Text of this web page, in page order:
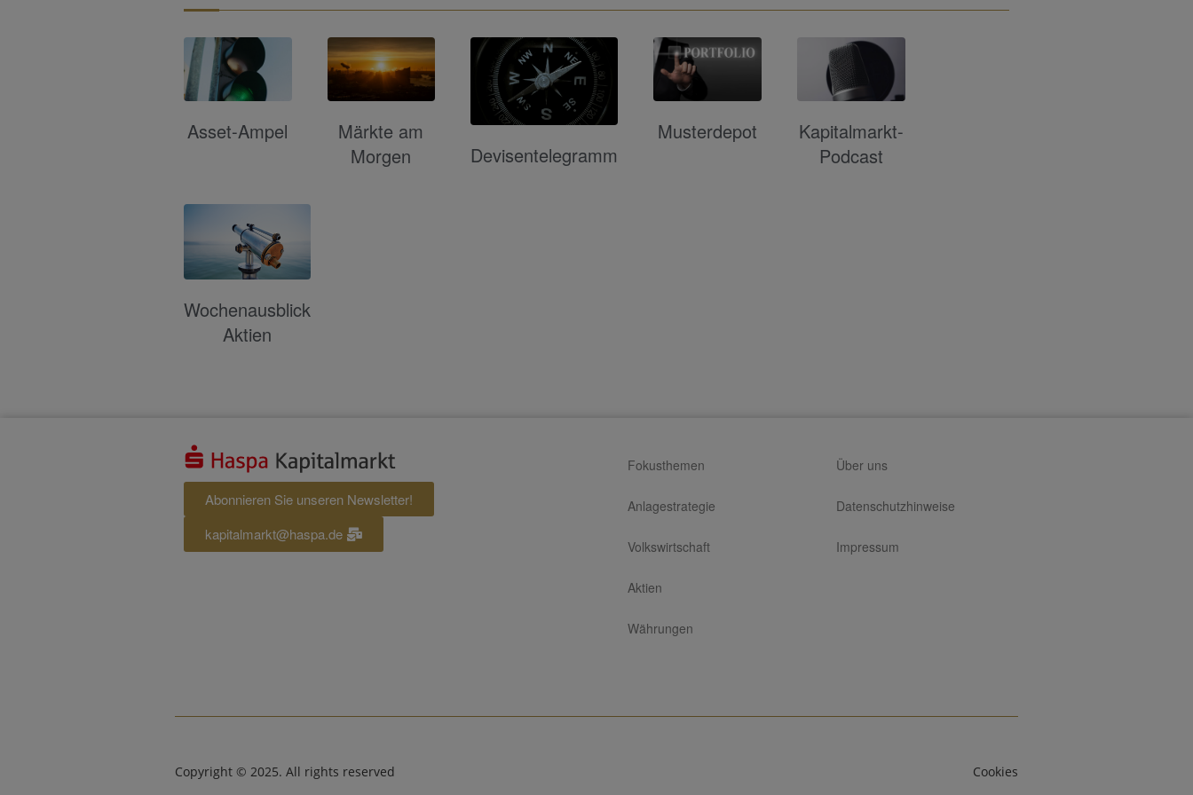
Asset-Ampel
Märkte am
Morgen
Devisentelegramm
Musterdepot
Kapitalmarkt-
Podcast
Wochenausblick
Aktien
Abonnieren Sie unseren Newsletter!
kapitalmarkt@haspa.de
Fokusthemen
Anlagestrategie
Volkswirtschaft
Aktien
Währungen
Über uns
Datenschutzhinweise
Impressum
Copyright © 2025. All rights reserved Cookies